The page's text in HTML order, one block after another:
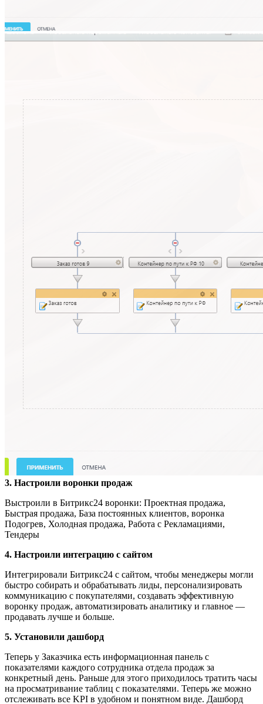
3. Настроили воронки продаж
Выстроили в Битрикс24 воронки: Проектная продажа,
Быстрая продажа, База постоянных клиентов, воронка
Подогрев, Холодная продажа, Работа с Рекламациями,
Тендеры
4. Настроили интеграцию с сайтом
Интегрировали Битрикс24 с сайтом, чтобы менеджеры могли
быстро собирать и обрабатывать лиды, персонализировать
коммуникацию с покупателями, создавать эффективную
воронку продаж, автоматизировать аналитику и главное —
продавать лучше и больше.
5. Установили дашборд
Теперь у Заказчика есть информационная панель с
показателями каждого сотрудника отдела продаж за
конкретный день. Раньше для этого приходилось тратить часы
на просматривание таблиц с показателями. Теперь же можно
отслеживать все KPI в удобном и понятном виде. Дашборд